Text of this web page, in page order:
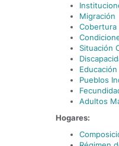
Migración
Cobertura
Situación
Educación
Pueblos
Adultos
Hogares: